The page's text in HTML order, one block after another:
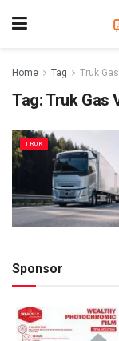
Home Tag Truk
Tag:Truk Gas
TRUK
Sponsor